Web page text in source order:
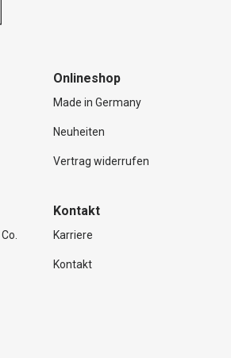
Onlineshop
Made in Germany
Neuheiten
Vertrag widerrufen
Kontakt
Karriere
Kontakt